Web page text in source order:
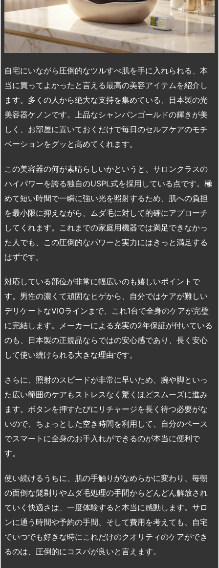
自宅にいながら圧倒的なツルすべ肌を手に入れられる、本
当に買ってよかったと言える最高の美容アイテムを紹介し
ます。多くの人から絶大な支持を集めている、日本製の光
美容器ケノンです。上品なシャンパンゴールドの輝きが美
しく、お部屋に置いておくだけで毎日のセルフケアのモチ
ベーションをグッと高めてくれます。
この美容器の何が素晴らしいかというと、サロンクラスの
ハイパワーを誇る独自のUSPL式を採用している点です。極
めて短い時間で一瞬に強い光を照射するため、肌への負担
を最小限に抑えながら、ムダ毛に対して的確にアプローチ
してくれます。これまでの家庭用機器では満足できなかっ
た人でも、この圧倒的なパワーと実力にはきっと満足する
はずです。
対応している部位が非常に幅広いのも嬉しいポイントで
す。男性の濃くて頑固なヒゲから、自分ではケアが難しい
デリケートなVIOラインまで、これ1台で全身のケアが完璧
に完結します。メーカーによる充実の2年保証が付いている
のも、日本製の正規品ならではの安心感であり、長く安心
して使い続けられる大きな理由です。
さらに、照射のスピードが非常に早いため、腕や脚といっ
た広い範囲のケアもストレスなく驚くほどスムーズに進み
ます。ボタンを押すたびにリチャージを長く待つ必要がな
いので、ちょっとした空き時間を利用して、自分のペース
でスマートに全身のお手入れができるのが本当に便利で
す。
使い続けるうちに、肌の手触りがなめらかに変わり、毎朝
の面倒な髭剃りやムダ毛処理の手間からどんどん解放され
ていく快適さは、一度体験すると本当に感動します。サロ
ンに通う時間や予約の手間、そして費用を考えても、自宅
でいつでも好きな時にこれだけのクオリティのケアができ
るのは、圧倒的にコスパが良いと言えます。